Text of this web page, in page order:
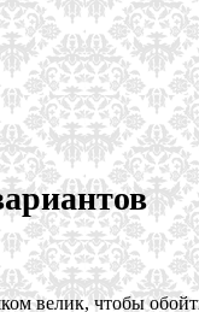
велик, чтобы